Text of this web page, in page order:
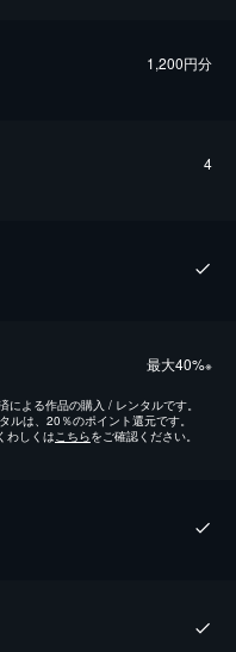
1,200円分
4
最⼤40%※
よる作品の購入 / レンタルです。
は、20％のポイント還元です。
わしくはこちらをご確認ください。